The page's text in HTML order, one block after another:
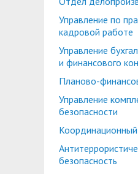
Планово-
Охрана труда
Центр по
Управление по
Профком
Центр карьеры
Учебно-
Центр
Центр русского
Управление по
кадровой работе
Управление
и финансового
Планово-
Управление
безопасности
безопасность